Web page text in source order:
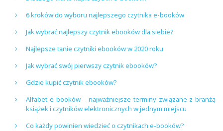
6 kroków do wyboru najlepszego czytnika e-booków
Jak wybrać najlepszy czytnik ebooków dla siebie?
Najlepsze tanie czytniki ebooków w 2020 roku
Jak wybrać swój pierwszy czytnik ebooków?
Gdzie kupić czytnik ebooków?
Alfabet e-booków – najważniejsze terminy związane z branżą
książek i czytników elektronicznych w jednym miejscu
Co każdy powinien wiedzieć o czytnikach e-booków?